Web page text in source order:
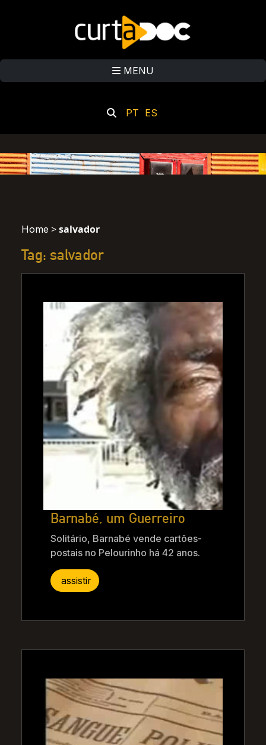
MENU
PT ES
Home >salvador
Tag: salvador
Barnabé, um Guerreiro
Solitário, Barnabé vende cartões-
postais no Pelourinho há 42 anos.
assistir